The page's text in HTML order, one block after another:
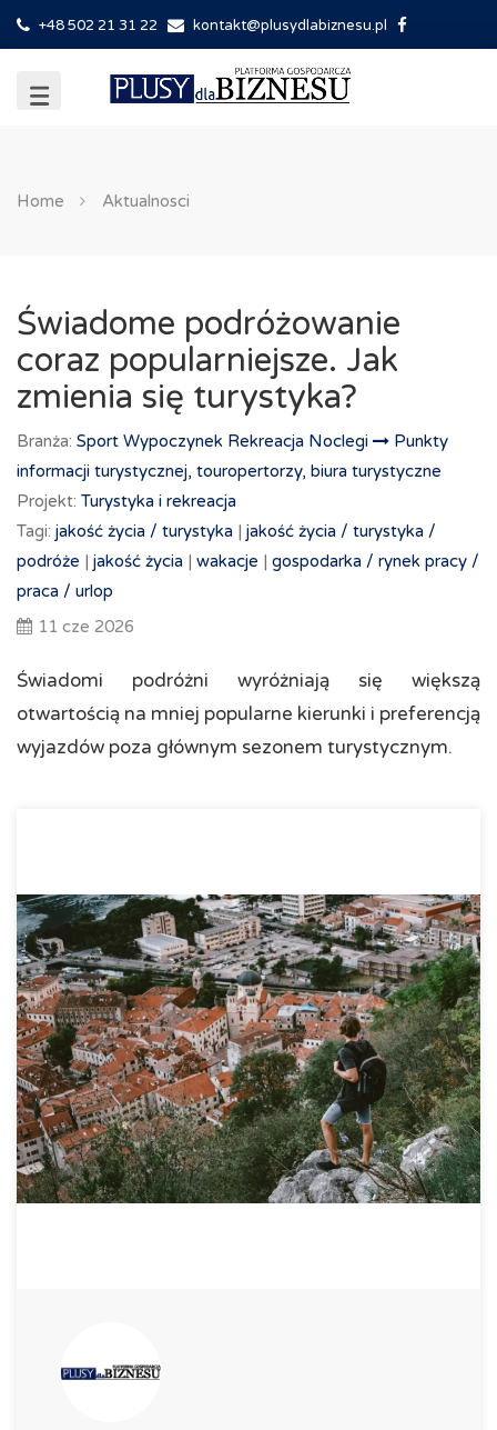
+48 502 21 31 22 kontakt@plusydlabiznesu.pl
Home Aktualnosci
Świadome podróżowanie
coraz popularniejsze. Jak
zmienia się turystyka?
Branża: Sport Wypoczynek Rekreacja Noclegi
Punkty
informacji turystycznej, touropertorzy, biura turystyczne
Projekt: Turystyka i rekreacja
Tagi: jakość życia / turystyka | jakość życia / turystyka /
podróże | jakość życia | wakacje | gospodarka / rynek pracy /
praca / urlop
11 cze 2026
Świadomi podróżni wyróżniają się większą
otwartością na mniej popularne kierunki i preferencją
wyjazdów poza głównym sezonem turystycznym.